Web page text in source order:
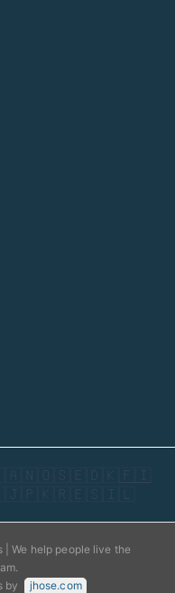
🇳🇴 🇸🇪 🇩🇰 🇫🇮
🇯🇵 🇰🇷 🇪🇸 🇮🇱
We help people live the
by
jhose.com